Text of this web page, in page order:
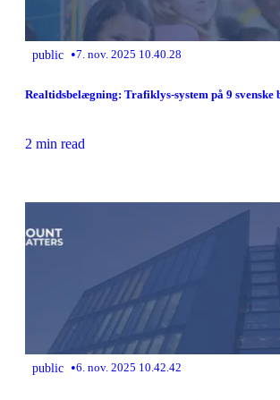
public •7. nov. 2025 10.40.28
Realtidsbelægning: Trafiklys-system på 9 svenske
2 min read
public •6. nov. 2025 10.42.42